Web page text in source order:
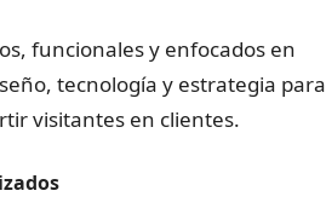
funcionales y enfocados en
tecnología y estrategia para
visitantes en clientes.